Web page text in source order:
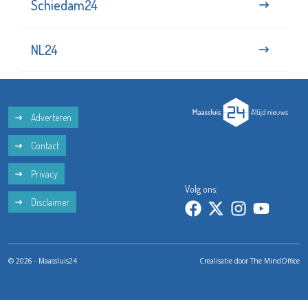
Schiedam24
NL24
Adverteren
Contact
Privacy
Disclaimer
Volg ons:
© 2026 - Maassluis24 Crealisatie doorThe MindOffice